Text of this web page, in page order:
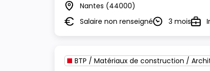
Lieu Nantes (44000)
SalaireSalaire non renseignéDurée3 moisType
BTP / Matériaux de construction /